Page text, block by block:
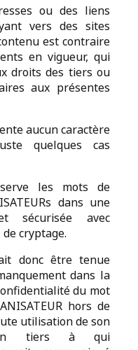
ou des liens
vers des sites
est contraire
en vigueur, qui
droits des tiers ou
aux présentes
aucun caractère
quelques cas
les mots de
dans une
sécurisée avec
cryptage.
donc être tenue
dans la
du mot
hors de
utilisation de son
tiers à qui